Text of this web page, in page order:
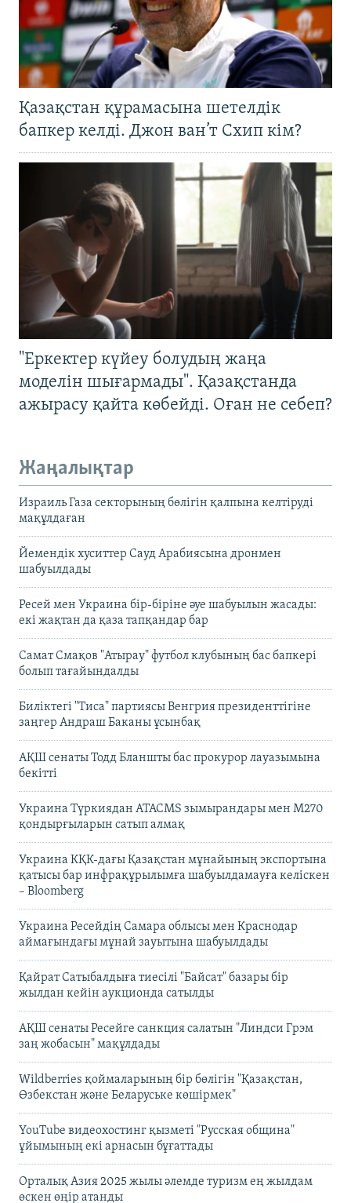
Қазақстан құрамасына шетелдік
бапкер келді. Джон ван’т Схип кім?
"Еркектер күйеу болудың жаңа
моделін шығармады". Қазақстанда
ажырасу қайта көбейді. Оған не себеп?
Жаңалықтар
Израиль Газа секторының бөлігін қалпына келтіруді
мақұлдаған
Йемендік хуситтер Сауд Арабиясына дронмен
шабуылдады
Ресей мен Украина бір-біріне әуе шабуылын жасады:
екі жақтан да қаза тапқандар бар
Самат Смақов "Атырау" футбол клубының бас бапкері
болып тағайындалды
Биліктегі "Тиса" партиясы Венгрия президенттігіне
заңгер Андраш Баканы ұсынбақ
АҚШ сенаты Тодд Бланшты бас прокурор лауазымына
бекітті
Украина Түркиядан ATACMS зымырандары мен M270
қондырғыларын сатып алмақ
Украина КҚК-дағы Қазақстан мұнайының экспортына
қатысы бар инфрақұрылымға шабуылдамауға келіскен
– Bloomberg
Украина Ресейдің Самара облысы мен Краснодар
аймағындағы мұнай зауытына шабуылдады
Қайрат Сатыбалдыға тиесілі "Байсат" базары бір
жылдан кейін аукционда сатылды
АҚШ сенаты Ресейге санкция салатын "Линдси Грэм
заң жобасын" мақұлдады
Wildberries қоймаларының бір бөлігін "Қазақстан,
Өзбекстан және Беларуське көшірмек"
YouTube видеохостинг қызметі "Русская община"
ұйымының екі арнасын бұғаттады
Орталық Азия 2025 жылы әлемде туризм ең жылдам
өскен өңір атанды